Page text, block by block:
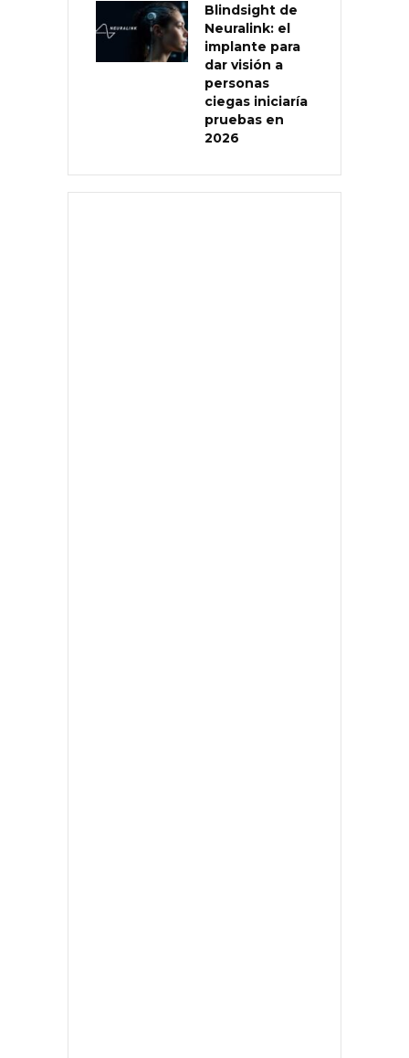
Blindsight de
Neuralink: el
implante para
dar visión a
personas
ciegas iniciaría
pruebas en
2026